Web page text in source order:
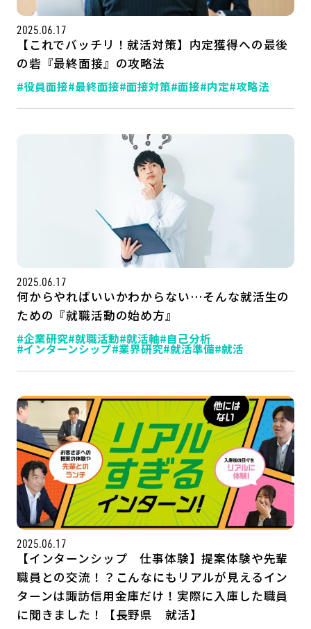
2025.06.17
【これでバッチリ！就活対策】内定獲得への最後
の砦『最終面接』の攻略法
#役員面接#最終面接#面接対策#面接#内定#攻略法
2025.06.17
何からやればいいかわからない…そんな就活生の
ための『就職活動の始め方』
#企業研究#就職活動#就活軸#自己分析
#インターンシップ#業界研究#就活準備#就活
2025.06.17
【インターンシップ 仕事体験】提案体験や先輩
職員との交流！？こんなにもリアルが見えるイン
ターンは諏訪信用金庫だけ！実際に入庫した職員
に聞きました！【長野県 就活】